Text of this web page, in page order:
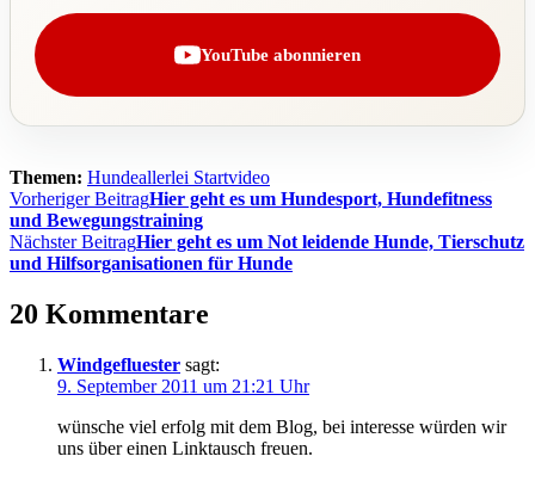
YouTube abonnieren
Themen: Hundeallerlei Startvideo
Beitragsnavigation
Vorheriger BeitragHier geht es um Hundesport, Hundefitness
und Bewegungstraining
Nächster BeitragHier geht es um Not leidende Hunde, Tierschutz
und Hilfsorganisationen für Hunde
20 Kommentare
Windgefluester sagt:
9. September 2011 um 21:21 Uhr
wünsche viel erfolg mit dem Blog, bei interesse würden wir
uns über einen Linktausch freuen.